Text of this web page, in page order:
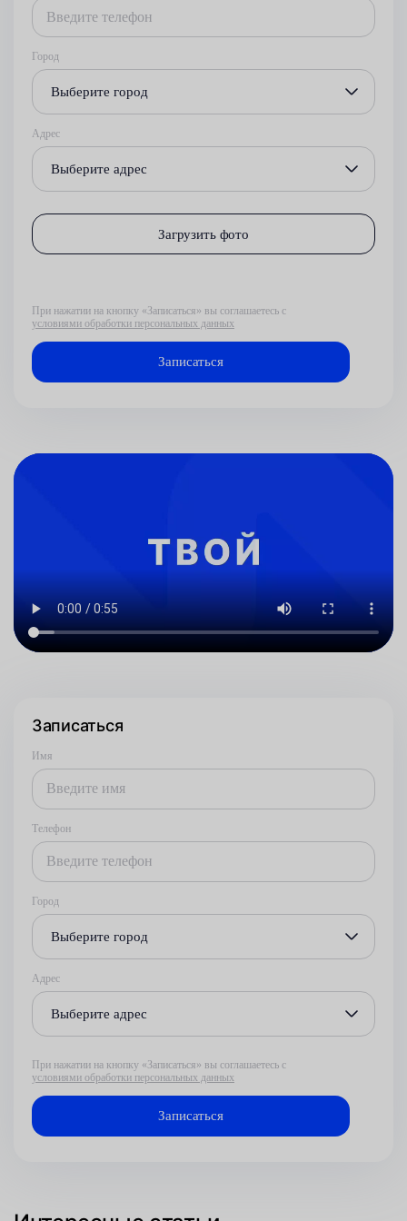
Город
Выберите город
Адрес
Выберите адрес
Загрузить фото
При нажатии на кнопку «Записаться» вы соглашаетесь с
условиями обработки персональных данных
Записаться
Имя
Телефон
Город
Выберите город
Адрес
Выберите адрес
При нажатии на кнопку «Записаться» вы соглашаетесь с
условиями обработки персональных данных